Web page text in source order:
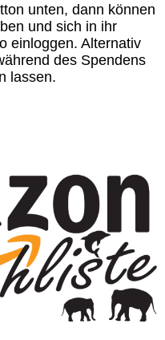
unten, dann können
und sich in ihr
einloggen. Alternativ
des Spendens
lassen.